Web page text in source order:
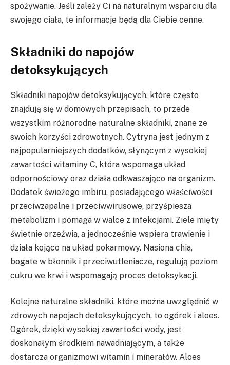
spożywanie. Jeśli zależy Ci na naturalnym wsparciu dla
swojego ciała, te informacje będą dla Ciebie cenne.
Składniki do napojów
detoksykujących
Składniki napojów detoksykujących, które często
znajdują się w domowych przepisach, to przede
wszystkim różnorodne naturalne składniki, znane ze
swoich korzyści zdrowotnych. Cytryna jest jednym z
najpopularniejszych dodatków, słynącym z wysokiej
zawartości witaminy C, która wspomaga układ
odpornościowy oraz działa odkwaszająco na organizm.
Dodatek świeżego imbiru, posiadającego właściwości
przeciwzapalne i przeciwwirusowe, przyśpiesza
metabolizm i pomaga w walce z infekcjami. Ziele mięty
świetnie orzeźwia, a jednocześnie wspiera trawienie i
działa kojąco na układ pokarmowy. Nasiona chia,
bogate w błonnik i przeciwutleniacze, regulują poziom
cukru we krwi i wspomagają proces detoksykacji.
Kolejne naturalne składniki, które można uwzględnić w
zdrowych napojach detoksykujących, to ogórek i aloes.
Ogórek, dzięki wysokiej zawartości wody, jest
doskonałym środkiem nawadniającym, a także
dostarcza organizmowi witamin i minerałów. Aloes